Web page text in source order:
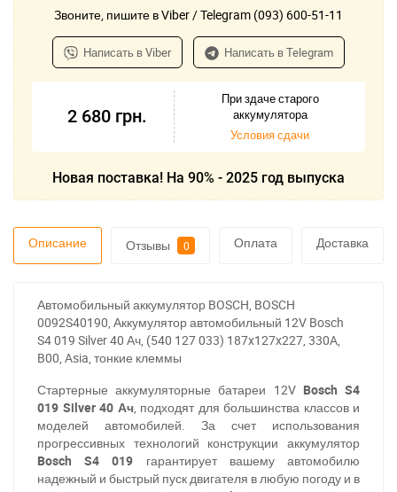
Звоните, пишите в Viber / Telegram (093) 600-51-11
Написать в Viber Написать в Telegram
2 680 грн.
При здаче старого
аккумулятора
Условия сдачи
Новая поставка! На 90% - 2025 год выпуска
Описание Отзывы 0 Оплата Доставка
Автомобильный аккумулятор BOSCH, BOSCH
0092S40190, Аккумулятор автомобильный 12V Bosch
S4 019 Silver 40 Ач, (540 127 033) 187x127x227, 330A,
B00, Asia, тонкие клеммы
Стартерные аккумуляторные батареи 12V Bosch S4
019 Silver 40 Ач, подходят для большинства классов и
моделей автомобилей. За счет использования
прогрессивных технологий конструкции аккумулятор
Bosch S4 019 гарантирует вашему автомобилю
надежный и быстрый пуск двигателя в любую погоду и в